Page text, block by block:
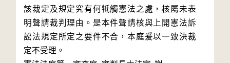
該裁定及規定究有何牴觸憲法之處，核屬未表
明聲請裁判理由。是本件聲請核與上開憲法訴
訟法規定所定之要件不合，本庭爰以一致決裁
定不受理。